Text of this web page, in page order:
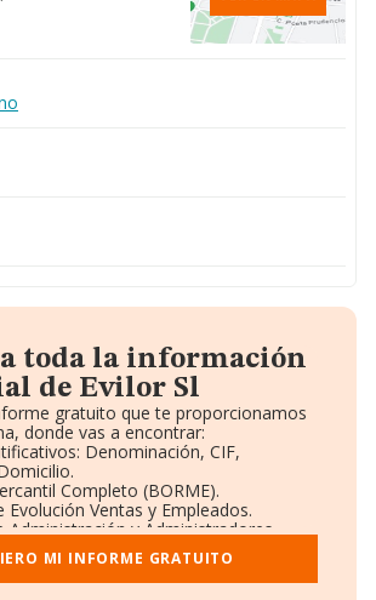
a toda la información
de Evilor Sl
gratuito que te proporcionamos
donde vas a encontrar:
Denominación, CIF,
Completo (BORME).
Evolución Ventas y Empleados.
Administración y Administradores.
Ejecutivos.
y Vinculaciones en otras empresas.
MI INFORME GRATUITO